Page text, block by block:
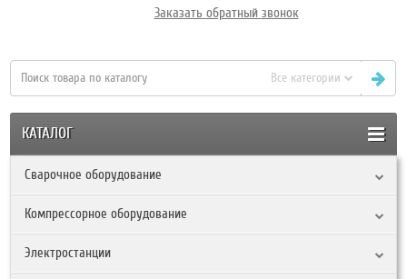
Заказать обратный звонок
Все категории
КАТАЛОГ
Сварочное оборудование
Компрессорное оборудование
Электростанции